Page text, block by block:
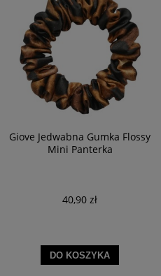
Giove Jedwabna Gumka Flossy
Mini Panterka
40,90 zł
DO KOSZYKA